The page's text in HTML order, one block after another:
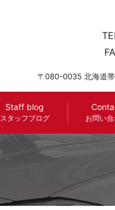
Staff blog
スタッフブログ お問い
〒080-0035 北海道帯